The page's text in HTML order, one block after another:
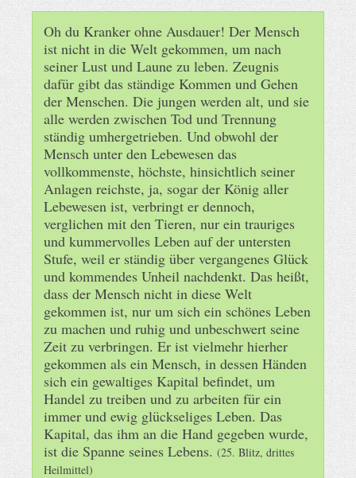
Oh du Kranker ohne Ausdauer! Der Mensch
ist nicht in die Welt gekommen, um nach
seiner Lust und Laune zu leben. Zeugnis
dafür gibt das ständige Kommen und Gehen
der Menschen. Die jungen werden alt, und sie
alle werden zwischen Tod und Trennung
ständig umhergetrieben. Und obwohl der
Mensch unter den Lebewesen das
vollkommenste, höchste, hinsichtlich seiner
Anlagen reichste, ja, sogar der König aller
Lebewesen ist, verbringt er dennoch,
verglichen mit den Tieren, nur ein trauriges
und kummervolles Leben auf der untersten
Stufe, weil er ständig über vergangenes Glück
und kommendes Unheil nachdenkt. Das heißt,
dass der Mensch nicht in diese Welt
gekommen ist, nur um sich ein schönes Leben
zu machen und ruhig und unbeschwert seine
Zeit zu verbringen. Er ist vielmehr hierher
gekommen als ein Mensch, in dessen Händen
sich ein gewaltiges Kapital befindet, um
Handel zu treiben und zu arbeiten für ein
immer und ewig glückseliges Leben. Das
Kapital, das ihm an die Hand gegeben wurde,
ist die Spanne seines Lebens. (25. Blitz, drittes
Heilmittel)